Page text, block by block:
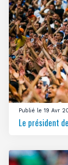
Publié le 19 Avr
Le président